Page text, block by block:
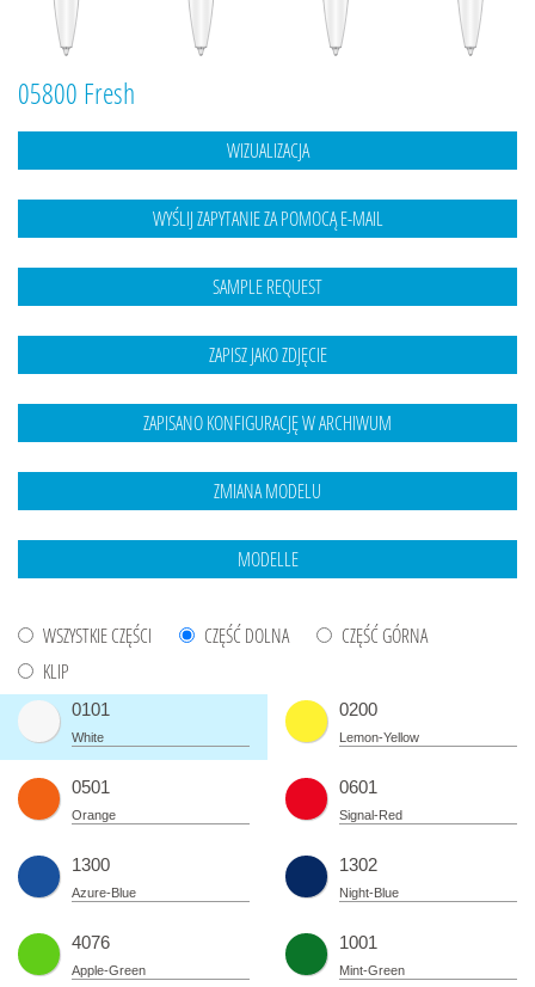
05800 Fresh
WSZYSTKIE CZĘŚCI CZĘŚĆ DOLNA
CZĘŚĆ GÓRNA
KLIP
0101
White
0200
Lemon-Yellow
0501
Orange
0601
Signal-Red
1300
Azure-Blue
1302
Night-Blue
4076
Apple-Green
1001
Mint-Green